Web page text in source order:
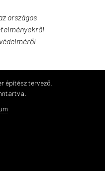
országos
építész tervező.